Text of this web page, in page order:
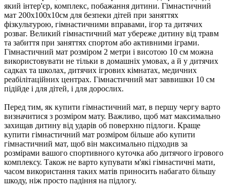
який інтер'єр, комплекс, побажання дитини. Гімнастичний
мат 200х100х10см для безпеки дітей при заняттях
фізкультурою, гімнастичними вправами, ігор та дитячих
розваг. Великий гімнастичний мат убереже дитину від травм
та забиття при заняттях спортом або активними іграми.
Гімнастичний мат розміром 2 метри і висотою 10 см можна
використовувати не тільки в домашніх умовах, а й у дитячих
садках та школах, дитячих ігрових кімнатах, медичних
реабілітаційних центрах. Гімнастичний мат заввишки 10 см
підійде і для дітей, і для дорослих.
Перед тим, як купити гімнастичний мат, в першу чергу варто
визначитися з розміром мату. Важливо, щоб мат максимально
захищав дитину від ударів об поверхню підлоги. Краще
купити гімнастичний мат розміром більше або купити
гімнастичний мат, щоб він максимально підходив за
розмірами вашого спортивного куточка або дитячого ігрового
комплексу. Також не варто купувати м'які гімнастичні мати,
часом використання таких матів приносить набагато більшу
шкоду, ніж просто падіння на підлогу.